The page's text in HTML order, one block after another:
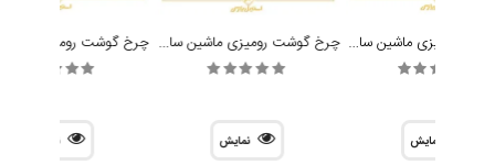
چرخ گوشت رومیزی ماشین سازی موسوی مدل Mousavi TA 32x
نمایش
چرخ گوشت رومیزی ماشین سازی موسوی مدل Mousavi TA 22x
نمایش